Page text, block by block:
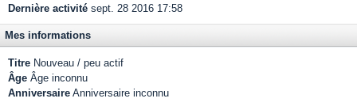
Dernière activité sept. 28 2016 17:58
Mes informations
Titre Nouveau / peu actif
Âge Âge inconnu
Anniversaire Anniversaire inconnu